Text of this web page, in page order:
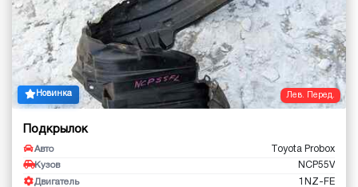
Лев. Перед.
Новинка
Подкрылок
Авто Toyota Probox
Кузов NCP55V
Двигатель 1NZ-FE